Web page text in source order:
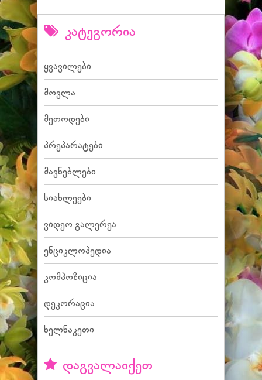
კატეგორია
ყვავილები
მოვლა
მეთოდები
პრეპარატები
მავნებლები
სიახლეები
ვიდეო გალერეა
ენციკლოპედია
კომპოზიცია
დეკორაცია
ხელნაკეთი
დაგვალაიქეთ